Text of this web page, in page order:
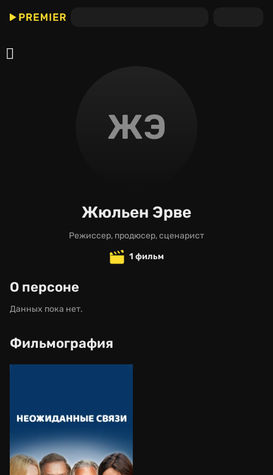
ЖЭ
Жюльен Эрве
режиссер, продюсер, сценарист
1 фильм
О персоне
Данных пока нет.
Фильмография